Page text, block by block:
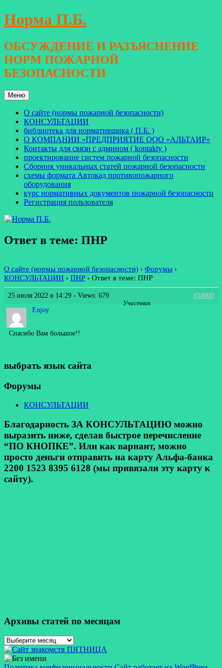
Перейти
к
Норма П.Б.
ОБСУЖДЕНИЕ И РАЗЪЯСНЕНИЕ
НОРМ ПОЖАРНОЙ
БЕЗОПАСНОСТИ
Меню
О сайте (нормы пожарной безопасности)
КОНСУЛЬТАЦИИ
библиотека для нормативщика ( П.Б. )
О КОМПАНИИ «ПРЕДПРИЯТИЕ ООО «АЛЬТАИР»
Контакты для связи с админом ( kontakty )
проектирование систем пожарной безопасности
Сборник уникальных статей пожарной безопасности
схемы формата Автокад противопожарного
оборудования
курс нормативных документов пожарной безопасности
Регистрация пользователя
Ответ в теме: ПНР
О сайте (нормы пожарной безопасности) › Форумы ›
КОНСУЛЬТАЦИИ › ПНР › Ответ в теме: ПНР
25 июля 2022 в 14:29 - Views: 679
#34800
Enjoy
Участник
Спасибо Вам большое!!
выбрать язык сайта
Форумы
КОНСУЛЬТАЦИИ
Благодарность ЗА КОНСУЛЬТАЦИЮ можно
выразить ниже, сделав быстрое перечисление
“ПО КНОПКЕ”. Или как вариант, можно
просто деньги отправить на карту Альфа-банка
2200 1523 8395 6128 (мы привязали эту карту к
сайту).
Архивы статей по месяцам
Архивы
статей
по